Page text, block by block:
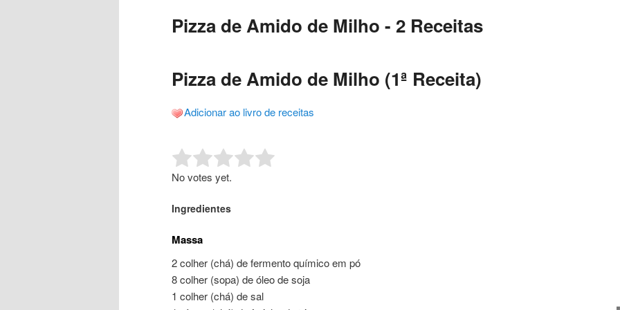
conteúdo
conteúdo
Pizza de Amido de Milho - 2 Receitas
Pizza de Amido de Milho (1ª Receita)
Adicionar ao livro de receitas
Rate this item:
No votes yet.
Ingredientes
Massa
2 colher (chá) de fermento químico em pó
8 colher (sopa) de óleo de soja
1 colher (chá) de sal